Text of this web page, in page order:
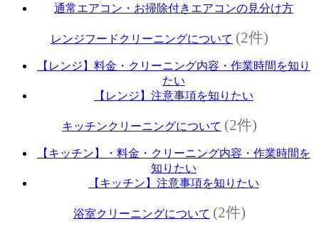
通常エアコン・お掃除付きエアコンの見分け方
レンジフードクリーニングについて (2件)
【レンジ】料金・クリーニング内容・作業時間を知り
たい
【レンジ】注意事項を知りたい
キッチンクリーニングについて (2件)
【キッチン】・料金・クリーニング内容・作業時間を
知りたい
【キッチン】注意事項を知りたい
浴室クリーニングについて (2件)